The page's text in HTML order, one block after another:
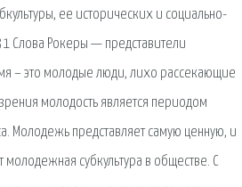
ее исторических и социально-
Слова Рокеры — представители
– это молодые люди, лихо рассекающие
молодость является периодом
Молодежь представляет самую ценную, и
субкультура в обществе. С